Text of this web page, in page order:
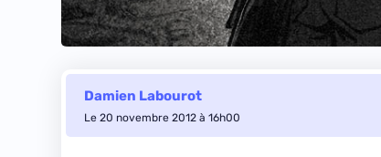
Damien Labourot
Le 20 novembre 2012 à 16h00